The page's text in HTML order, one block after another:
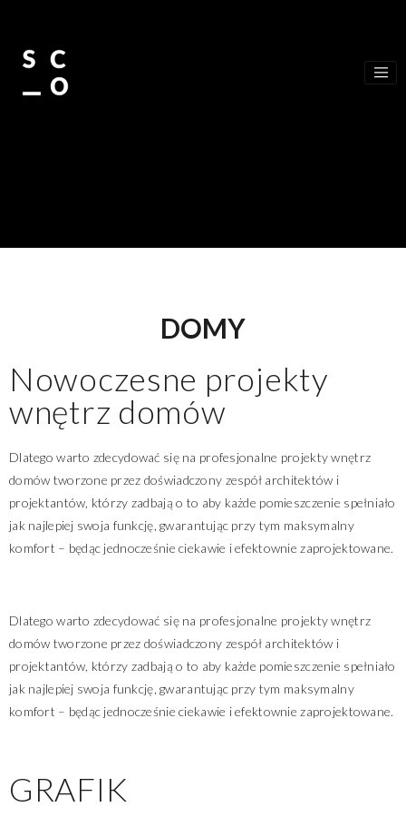
DOMY
Nowoczesne projekty
wnętrz domów
Dlatego warto zdecydować się na profesjonalne projekty wnętrz
domów tworzone przez doświadczony zespół architektów i
projektantów, którzy zadbają o to aby każde pomieszczenie spełniało
jak najlepiej swoja funkcję, gwarantując przy tym maksymalny
komfort – będąc jednocześnie ciekawie i efektownie zaprojektowane.
Dlatego warto zdecydować się na profesjonalne projekty wnętrz
domów tworzone przez doświadczony zespół architektów i
projektantów, którzy zadbają o to aby każde pomieszczenie spełniało
jak najlepiej swoja funkcję, gwarantując przy tym maksymalny
komfort – będąc jednocześnie ciekawie i efektownie zaprojektowane.
GRAFIK